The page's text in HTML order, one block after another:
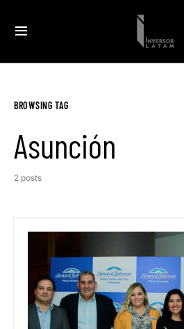
BROWSING TAG
Asunción
2 posts